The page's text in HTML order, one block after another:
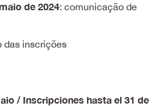
de 2024: comunicação de
das inscrições
/ Inscripciones hasta el 31 de